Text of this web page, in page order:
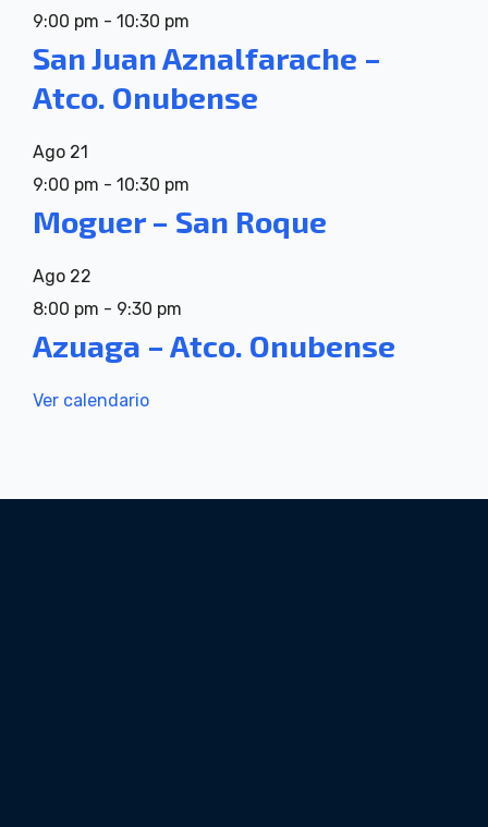
9:00 pm - 10:30 pm
San Juan Aznalfarache –
Atco. Onubense
Ago 21
9:00 pm - 10:30 pm
Moguer – San Roque
Ago 22
8:00 pm - 9:30 pm
Azuaga – Atco. Onubense
Ver calendario